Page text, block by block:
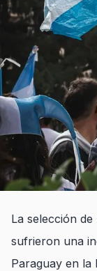
La selección
sufrieron una
Paraguay en la